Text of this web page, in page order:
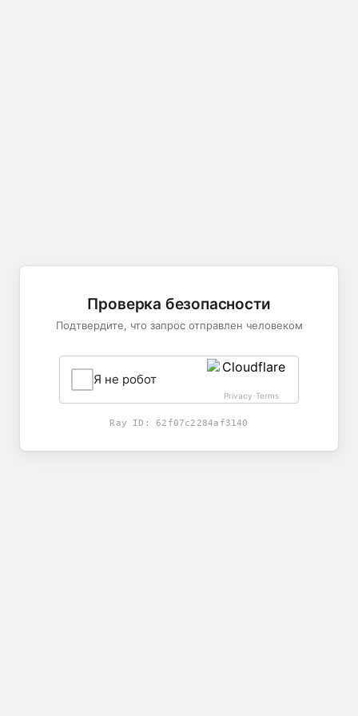
Проверка безопасности
Подтвердите, что запрос отправлен человеком
Я не робот
Privacy-Terms
Ray ID:62f07c2284af3140